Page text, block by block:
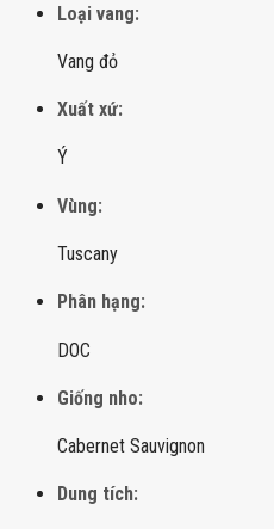
Loại vang:
Vang đỏ
Xuất xứ:
Ý
Vùng:
Tuscany
Phân hạng:
DOC
Giống nho:
Cabernet Sauvignon
Dung tích: